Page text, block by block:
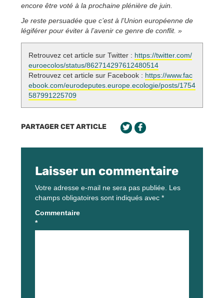
encore être voté à la prochaine plénière de juin.
Je reste persuadée que c’est à l’Union européenne de
légiférer pour éviter à l’avenir ce genre de conflit. »
Retrouvez cet article sur Twitter : https://twitter.com/
euroecolos/status/862714297612480514
Retrouvez cet article sur Facebook : https://www.fac
ebook.com/eurodeputes.europe.ecologie/posts/1754
587991225709
PARTAGER CET ARTICLE
Laisser un commentaire
Votre adresse e-mail ne sera pas publiée. Les
champs obligatoires sont indiqués avec *
Commentaire
*